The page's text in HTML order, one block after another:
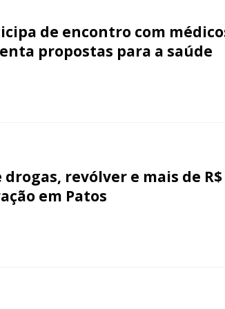
de encontro com
propostas para a saúde
drogas, revólver e mais de R$
em Patos